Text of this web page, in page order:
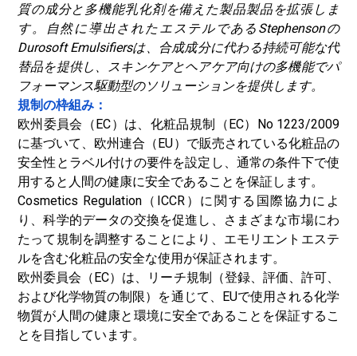
質の成分と多機能乳化剤を備えた製品製品を拡張しま
す。
自然に導出されたエステルであるStephensonの
Durosoft Emulsifiersは、合成成分に代わる持続可能な代
替品を提供し、スキンケアとヘアケア向けの多機能でパ
フォーマンス駆動型のソリューションを提供します。
規制の枠組み：
欧州委員会（EC）は、化粧品規制（EC）No 1223/2009
に基づいて、欧州連合（EU）で販売されている化粧品の
安全性とラベル付けの要件を設定し、通常の条件下で使
用すると人間の健康に安全であることを保証します。
Cosmetics Regulation（ICCR）に関する国際協力によ
り、科学的データの交換を促進し、さまざまな市場にわ
たって規制を調整することにより、エモリエントエステ
ルを含む化粧品の安全な使用が保証されます。
欧州委員会（EC）は、リーチ規制（登録、評価、許可、
および化学物質の制限）を通じて、EUで使用される化学
物質が人間の健康と環境に安全であることを保証するこ
とを目指しています。